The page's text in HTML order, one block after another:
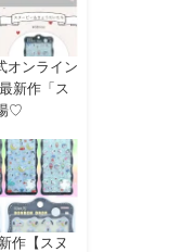
オンライン
新作「ス
♡
作【スヌ